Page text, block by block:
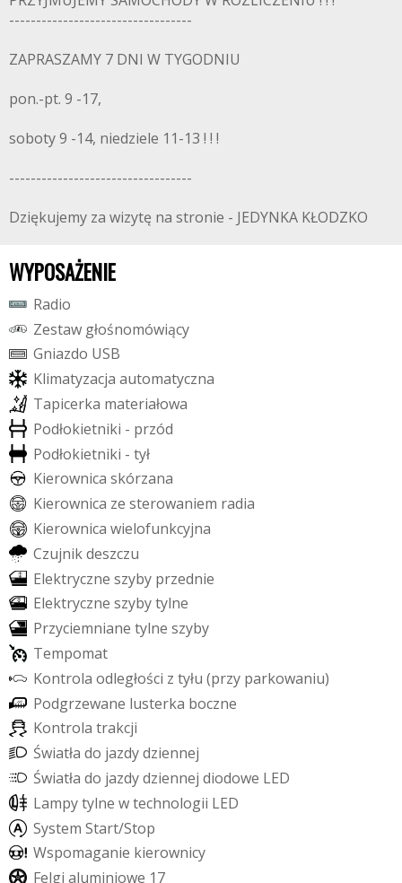
----------------------------------
ZAPRASZAMY 7 DNI W TYGODNIU
pon.-pt. 9 -17,
soboty 9 -14, niedziele 11-13 ! ! !
----------------------------------
Dziękujemy za wizytę na stronie - JEDYNKA KŁODZKO
WYPOSAŻENIE
Radio
Zestaw głośnomówiący
Gniazdo USB
Klimatyzacja automatyczna
Tapicerka materiałowa
Podłokietniki - przód
Podłokietniki - tył
Kierownica skórzana
Kierownica ze sterowaniem radia
Kierownica wielofunkcyjna
Czujnikdeszczu
Elektryczne szyby przednie
Elektryczne szybytylne
Przyciemniane tylne szyby
Tempomat
Kontrola odległości z tyłu (przy parkowaniu)
Podgrzewane lusterka boczne
Kontrola trakcji
Światła do jazdydziennej
Światła do jazdydziennej diodowe LED
Lampytylne wtechnologii LED
System Start/Stop
Wspomaganie kierownicy
Felgi aluminiowe 17